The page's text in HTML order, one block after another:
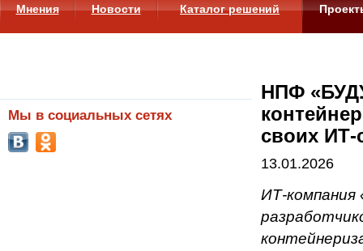
Мнения Новости Каталог решений
Мы в социальных сетях
НПФ
своих ИТ-
13.01.2026
ИТ-